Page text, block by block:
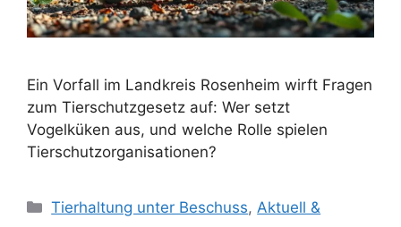
Ein Vorfall im Landkreis Rosenheim wirft Fragen
zum Tierschutzgesetz auf: Wer setzt
Vogelküken aus, und welche Rolle spielen
Tierschutzorganisationen?
K
Tierhaltung unter Beschuss, Aktuell &